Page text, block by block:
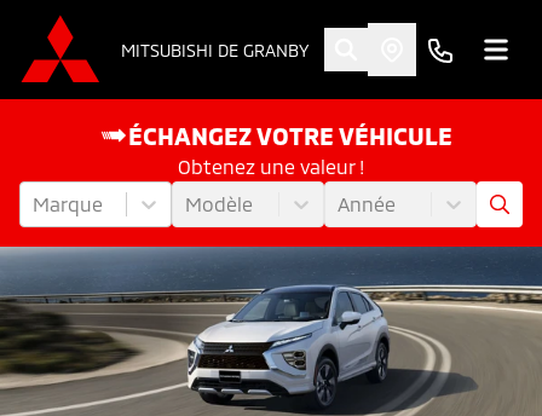
MITSUBISHI DE GRANBY
ÉCHANGEZ VOTRE VÉHICULE
Obtenez une valeur !
Marque
Modèle Année